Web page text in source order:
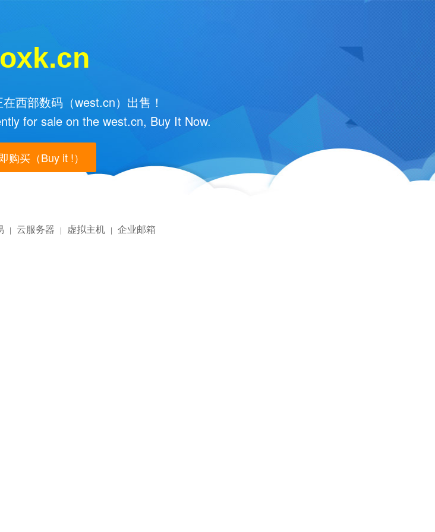
西部数码（west.cn）出售！
for sale on the west.cn, Buy It Now.
购买（Buy it !）
| 云服务器 | 虚拟主机 | 企业邮箱